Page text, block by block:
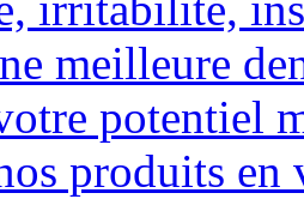
meilleure
potentiel
produits en